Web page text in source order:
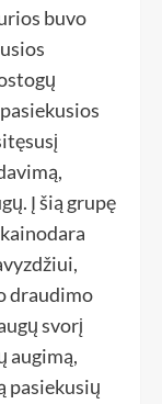
buvo
Į šią grupę
draudimo
svorį
augimą,
pasiekusių